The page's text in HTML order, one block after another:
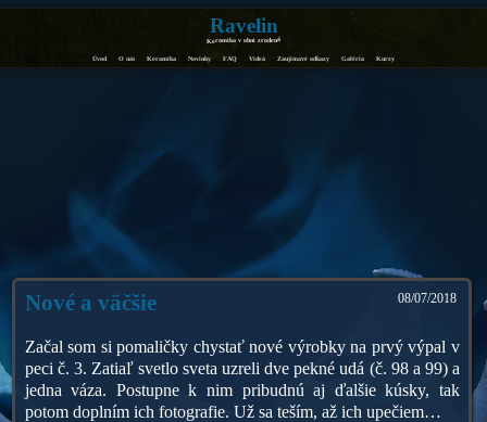
Ravelin
Keramika v ohni zrodená
Úvod O nás Keramika Novinky FAQ Videá Zaujímavé odkazy Galéria Kurzy
08/07/2018
Nové a väčšie
Začal som si pomaličky chystať nové výrobky na prvý výpal v
peci č. 3. Zatiaľ svetlo sveta uzreli dve pekné udá (č. 98 a 99) a
jedna váza. Postupne k nim pribudnú aj ďalšie kúsky, tak
potom doplním ich fotografie. Už sa teším, až ich upečiem…